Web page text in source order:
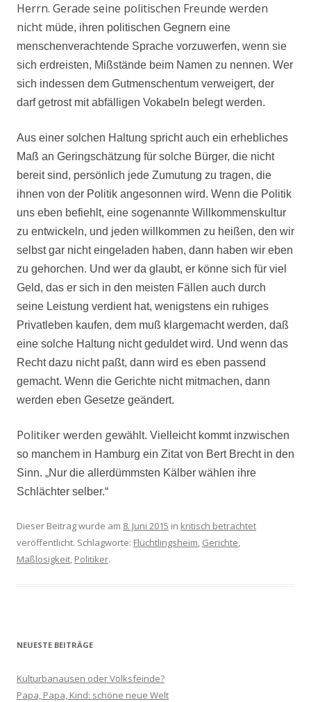
Herrn. Gerade seine politischen Freunde werden
nicht müde, ihren politischen Gegnern eine
menschenverachtende Sprache vorzuwerfen, wenn sie
sich erdreisten, Mißstände beim Namen zu nennen. Wer
sich indessen dem Gutmenschentum verweigert, der
darf getrost mit abfälligen Vokabeln belegt werden.
Aus einer solchen Haltung spricht auch ein erhebliches
Maß an Geringschätzung für solche Bürger, die nicht
bereit sind, persönlich jede Zumutung zu tragen, die
ihnen von der Politik angesonnen wird. Wenn die Politik
uns eben befiehlt, eine sogenannte Willkommenskultur
zu entwickeln, und jeden willkommen zu heißen, den wir
selbst gar nicht eingeladen haben, dann haben wir eben
zu gehorchen. Und wer da glaubt, er könne sich für viel
Geld, das er sich in den meisten Fällen auch durch
seine Leistung verdient hat, wenigstens ein ruhiges
Privatleben kaufen, dem muß klargemacht werden, daß
eine solche Haltung nicht geduldet wird. Und wenn das
Recht dazu nicht paßt, dann wird es eben passend
gemacht. Wenn die Gerichte nicht mitmachen, dann
werden eben Gesetze geändert.
Politiker werden gewählt. Vielleicht kommt inzwischen
so manchem in Hamburg ein Zitat von Bert Brecht in den
Sinn. „Nur die allerdümmsten Kälber wählen ihre
Schlächter selber.“
Dieser Beitrag wurde am 8. Juni 2015 in kritisch betrachtet
veröffentlicht. Schlagworte: Flüchtlingsheim, Gerichte,
Maßlosigkeit, Politiker.
NEUESTE BEITRÄGE
Kulturbanausen oder Volksfeinde?
Papa, Papa, Kind: schöne neue Welt